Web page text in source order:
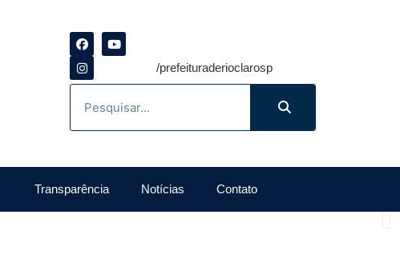
/prefeituraderioclarosp
Transparência Notícias Contato